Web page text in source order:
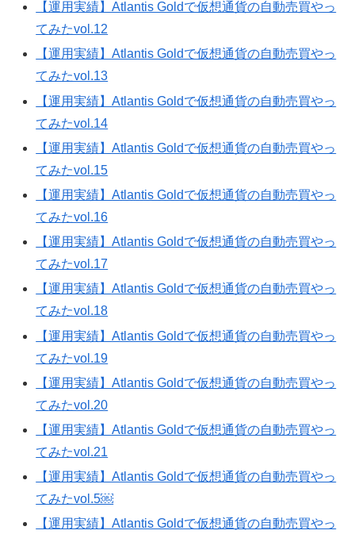
【運用実績】Atlantis Goldで仮想通貨の自動売買やっ
てみたvol.12
【運用実績】Atlantis Goldで仮想通貨の自動売買やっ
てみたvol.13
【運用実績】Atlantis Goldで仮想通貨の自動売買やっ
てみたvol.14
【運用実績】Atlantis Goldで仮想通貨の自動売買やっ
てみたvol.15
【運用実績】Atlantis Goldで仮想通貨の自動売買やっ
てみたvol.16
【運用実績】Atlantis Goldで仮想通貨の自動売買やっ
てみたvol.17
【運用実績】Atlantis Goldで仮想通貨の自動売買やっ
てみたvol.18
【運用実績】Atlantis Goldで仮想通貨の自動売買やっ
てみたvol.19
【運用実績】Atlantis Goldで仮想通貨の自動売買やっ
てみたvol.20
【運用実績】Atlantis Goldで仮想通貨の自動売買やっ
てみたvol.21
【運用実績】Atlantis Goldで仮想通貨の自動売買やっ
てみたvol.5￼
【運用実績】Atlantis Goldで仮想通貨の自動売買やっ